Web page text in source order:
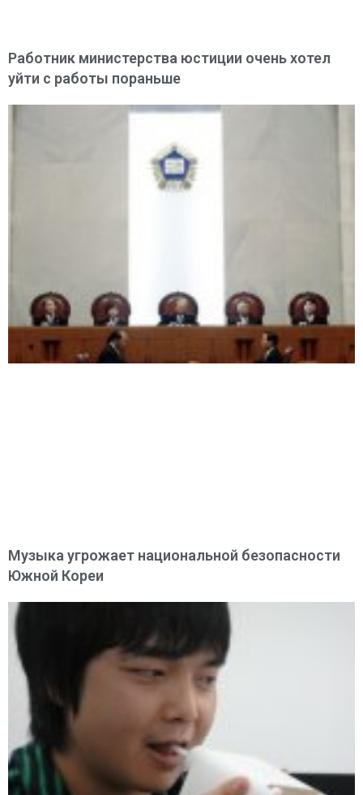
Работник министерства юстиции очень хотел
уйти с работы пораньше
Музыка угрожает национальной безопасности
Южной Кореи